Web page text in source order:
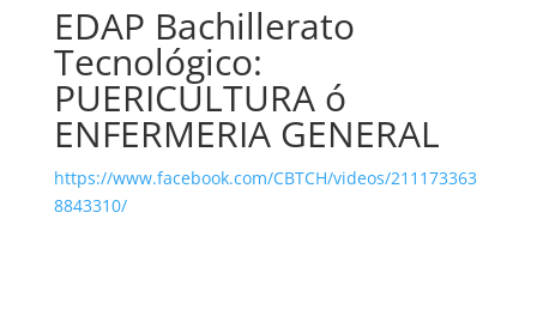
EDAP Bachillerato
Tecnológico:
PUERICULTURA ó
ENFERMERIA GENERAL
https://www.facebook.com/CBTCH/videos/211173363
8843310/